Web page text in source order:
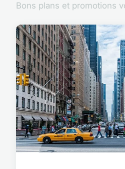
Bons plans et promotions